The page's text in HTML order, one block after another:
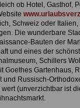
ob Hotel, Gasthof,
Schweiz oder Italien,
Die wunderbare
Bauten der
und eines der
Schillers
Goethes Gartenhaus,
und Russisch-
(unverzichtbar ist